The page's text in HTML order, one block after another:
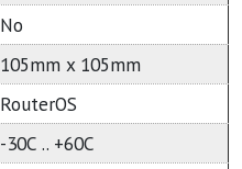
No
105mm x 105mm
RouterOS
-30C .. +60C